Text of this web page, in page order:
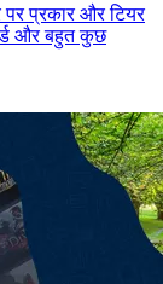
प्रकार और टियर
और बहुत कुछ